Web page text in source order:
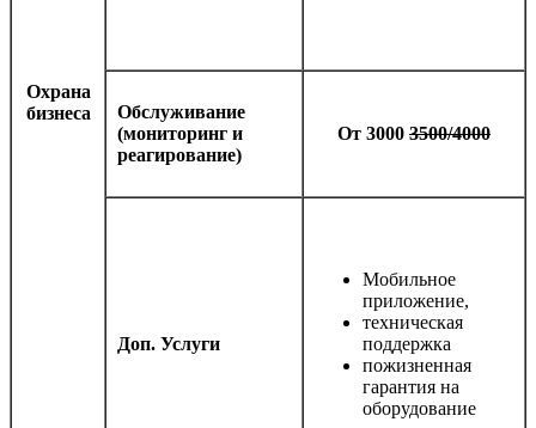
Охрана
бизнеса
Обслуживание
(мониторинг и
реагирование)
От 3000 3500/4000
Доп. Услуги
Мобильное
приложение,
техническая
поддержка
пожизненная
гарантия на
оборудование